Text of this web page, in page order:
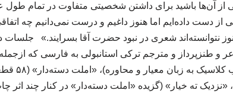
از آن‌ها باشید برای داشتن شخصیتی متفاوت در تمام طول
دست داده‌ایم اما هنوز داغیم و درست نمی‌دانیم چه
نتوانسته‌اند شعری در نبود حضرت آقا بسرایند.» جلسات
و طنزپرداز و مترجم ترکی استانبولی به فارسی که
می‌توان به «فیض بوک» (۷۰ قطعه
ته خیار» (گزیده «املت ‌دسته‌دار» در کنار چند اثر